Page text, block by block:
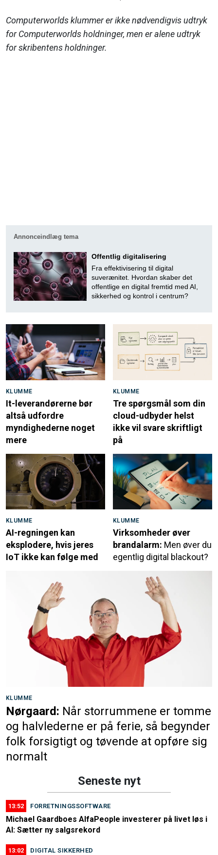
Computerworlds klummer er ikke nødvendigvis udtryk
for Computerworlds holdninger, men er alene udtryk
for skribentens holdninger.
Annonceindlæg tema
Offentlig digitalisering
Fra effektivisering til digital
suverænitet. Hvordan skaber det
offentlige en digital fremtid med AI,
sikkerhed og kontrol i centrum?
KLUMME
It-leverandørerne bør
altså udfordre
myndighederne noget
mere
KLUMME
Tre spørgsmål som din
cloud-udbyder helst
ikke vil svare skriftligt
på
KLUMME
AI-regningen kan
eksplodere, hvis jeres
IoT ikke kan følge med
KLUMME
Virksomheder øver
brandalarm: Men øver du
egentlig digital blackout?
KLUMME
Nørgaard: Når storrummene er tomme
og halvlederne er på ferie, så begynder
folk forsigtigt og tøvende at opføre sig
normalt
Seneste nyt
13:52 FORRETNINGSSOFTWARE
Michael Gaardboes AlfaPeople investerer på livet løs i
AI: Sætter ny salgsrekord
13:02 DIGITAL SIKKERHED